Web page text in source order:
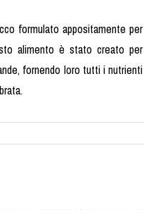
formulato appositamente per
alimento è stato creato per
fornendo loro tutti i nutrienti